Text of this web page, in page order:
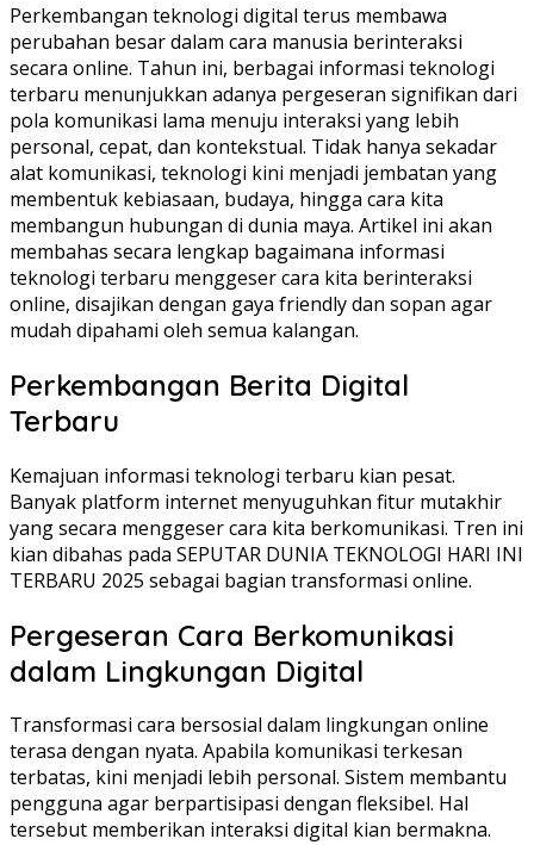
Perkembangan teknologi digital terus membawa
perubahan besar dalam cara manusia berinteraksi
secara online. Tahun ini, berbagai informasi teknologi
terbaru menunjukkan adanya pergeseran signifikan dari
pola komunikasi lama menuju interaksi yang lebih
personal, cepat, dan kontekstual. Tidak hanya sekadar
alat komunikasi, teknologi kini menjadi jembatan yang
membentuk kebiasaan, budaya, hingga cara kita
membangun hubungan di dunia maya. Artikel ini akan
membahas secara lengkap bagaimana informasi
teknologi terbaru menggeser cara kita berinteraksi
online, disajikan dengan gaya friendly dan sopan agar
mudah dipahami oleh semua kalangan.
Perkembangan Berita Digital
Terbaru
Kemajuan informasi teknologi terbaru kian pesat.
Banyak platform internet menyuguhkan fitur mutakhir
yang secara menggeser cara kita berkomunikasi. Tren ini
kian dibahas pada SEPUTAR DUNIA TEKNOLOGI HARI INI
TERBARU 2025 sebagai bagian transformasi online.
Pergeseran Cara Berkomunikasi
dalam Lingkungan Digital
Transformasi cara bersosial dalam lingkungan online
terasa dengan nyata. Apabila komunikasi terkesan
terbatas, kini menjadi lebih personal. Sistem membantu
pengguna agar berpartisipasi dengan fleksibel. Hal
tersebut memberikan interaksi digital kian bermakna.